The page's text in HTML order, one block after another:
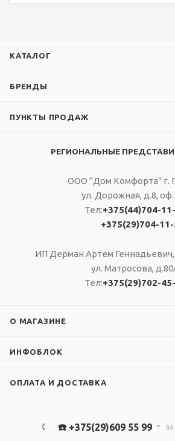
КАТАЛОГ
БРЕНДЫ
ПУНКТЫ ПРОДАЖ
РЕГИОНАЛЬНЫЕ
ООО "Дом Комфорта" г.
ул. Дорожная, д.8, оф.
Тел:+375(44)704-
+375(29)704-
ИП Дерман Артем Геннадьевич,
ул. Матросова,
Тел:+375(29)702-
О МАГАЗИНЕ
ИНФОБЛОК
ОПЛАТА И ДОСТАВКА
☎️ +375(29)609 55 99